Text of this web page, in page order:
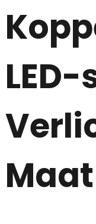
Maat